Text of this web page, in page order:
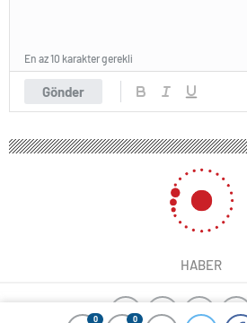
0 0
Gönder
En az 10 karakter gerekli
HABER